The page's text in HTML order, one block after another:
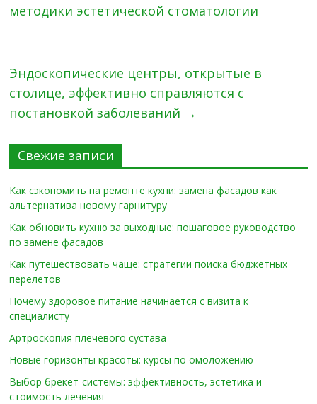
методики эстетической стоматологии
Эндоскопические центры, открытые в
столице, эффективно справляются с
постановкой заболеваний →
Свежие записи
Как сэкономить на ремонте кухни: замена фасадов как
альтернатива новому гарнитуру
Как обновить кухню за выходные: пошаговое руководство
по замене фасадов
Как путешествовать чаще: стратегии поиска бюджетных
перелётов
Почему здоровое питание начинается с визита к
специалисту
Артроскопия плечевого сустава
Новые горизонты красоты: курсы по омоложению
Выбор брекет-системы: эффективность, эстетика и
стоимость лечения